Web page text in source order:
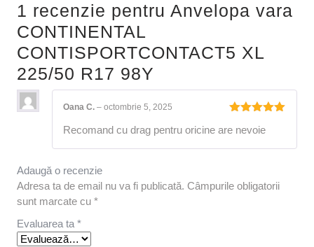
1 recenzie pentru Anvelopa vara
CONTINENTAL
CONTISPORTCONTACT5 XL
225/50 R17 98Y
5 din 5
Oana C. – octombrie 5, 2025
Recomand cu drag pentru oricine are nevoie
Adaugă o recenzie
Adresa ta de email nu va fi publicată. Câmpurile obligatorii
sunt marcate cu *
Evaluarea ta *